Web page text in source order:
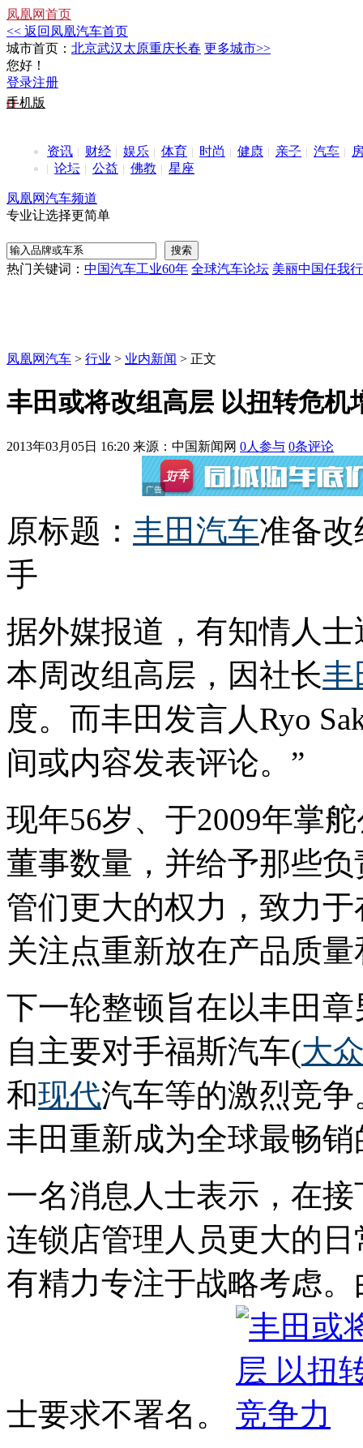
凤凰网首页
<< 返回凤凰汽车首页
城市首页： 北京武汉太原重庆长春 更多城市>>
您好！
登录注册
手机版
资讯 财经 娱乐 体育 时尚 健康 亲子 汽车
论坛
公益 佛教 星座
凤凰网汽车频道
专业让选择更简单
热门关键词： 中国汽车工业60年 全球汽车论坛 美丽中国任我行
凤凰网汽车 > 行业 > 业内新闻 > 正文
丰田或将改组高层 以扭转危机
2013年03月05日 16:20 来源：中国新闻网 0人参与 0条评论
原标题： 丰田 汽车准备
手
据外媒报道，有知情人
本周改组高层，因社长丰
度。而丰田发言人Ryo
间或内容发表评论。”
现年56岁、于2009年掌
董事数量，并给予那些
管们更大的权力，致力
关注点重新放在产品质
下一轮整顿旨在以丰田
自主要对手福斯汽车(大
和现代汽车等的激烈竞
丰田重新成为全球最畅
一名消息人士表示，在
连锁店管理人员更大的
有精力专注于战略考虑
士要求不署名。